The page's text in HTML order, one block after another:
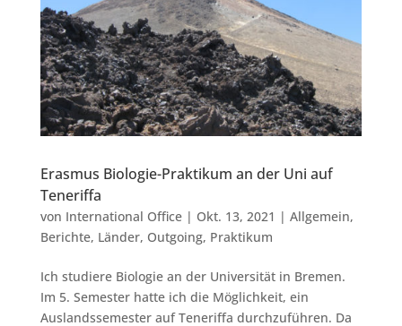
Erasmus Biologie-Praktikum an der Uni auf
Teneriffa
von International Office| Okt. 13, 2021 | Allgemein,
Berichte, Länder, Outgoing, Praktikum
Ich studiere Biologie an der Universität in Bremen.
Im 5. Semester hatte ich die Möglichkeit, ein
Auslandssemester auf Teneriffa durchzuführen. Da